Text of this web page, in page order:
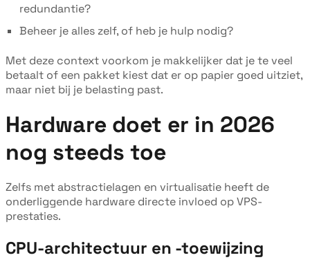
redundantie?
Beheer je alles zelf, of heb je hulp nodig?
Met deze context voorkom je makkelijker dat je te veel
betaalt of een pakket kiest dat er op papier goed uitziet,
maar niet bij je belasting past.
Hardware doet er in 2026
nog steeds toe
Zelfs met abstractielagen en virtualisatie heeft de
onderliggende hardware directe invloed op VPS-
prestaties.
CPU-architectuur en -toewijzing